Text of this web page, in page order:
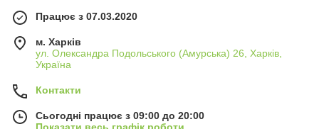
Працює з 07.03.2020
м. Харків
ул. Олександра Подольського (Амурська) 26, Харків,
Україна
Контакти
Сьогодні працює з 09:00 до 20:00